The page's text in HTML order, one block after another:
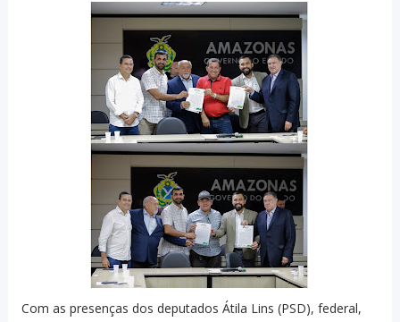
Com as presenças dos deputados Átila Lins (PSD), federal,